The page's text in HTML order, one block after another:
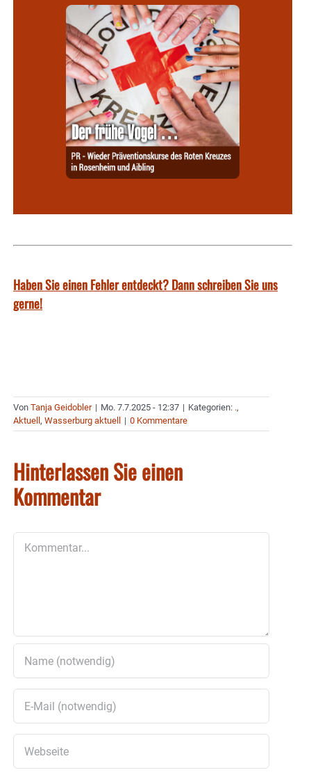
Haben Sie einen Fehler entdeckt? Dann schreiben Sie uns
gerne!
Von Tanja Geidobler | Mo. 7.7.2025 - 12:37 | Kategorien: .,
Aktuell , Wasserburg aktuell | 0 Kommentare
Hinterlassen Sie einen
Kommentar